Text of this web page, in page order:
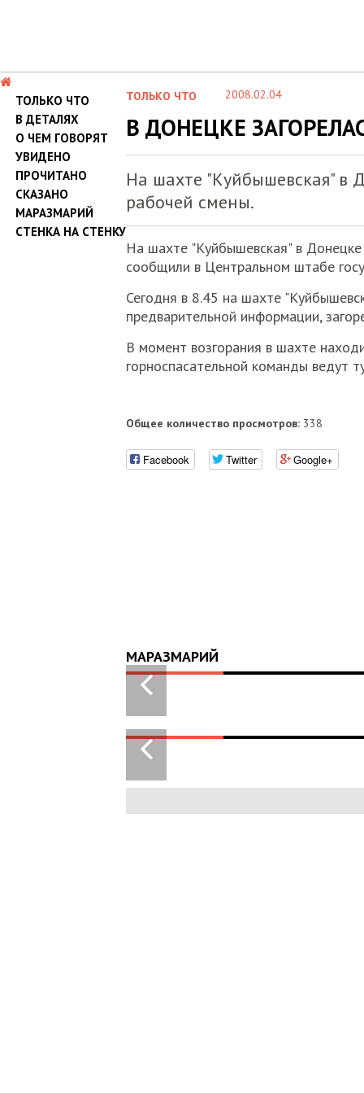
ТОЛЬКО ЧТО
В ДЕТАЛЯХ
О ЧЕМ ГОВОРЯТ
УВИДЕНО
ПРОЧИТАНО
СКАЗАНО
МАРАЗМАРИЙ
СТЕНКА НА СТЕНКУ
ТОЛЬКО ЧТО 2008.02.04
В ДОНЕЦКЕ
На шахте "Куйбышевская" в
рабочей смены.
На шахте "Куйбышевская" в
сообщили в Центральном штабе
Сегодня в 8.45 на шахте
предварительной информации,
В момент возгорания в шахте
горноспасательной команды ведут
Общее количество просмотров: 338
Facebook Twitter Google+
МАРАЗМАРИЙ